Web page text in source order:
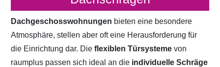
Dachgeschosswohnungen bieten eine besondere
Atmosphäre, stellen aber oft eine Herausforderung für
die Einrichtung dar. Dieflexiblen Türsystemevon
raumplus passen sich ideal an die individuelle Schräge